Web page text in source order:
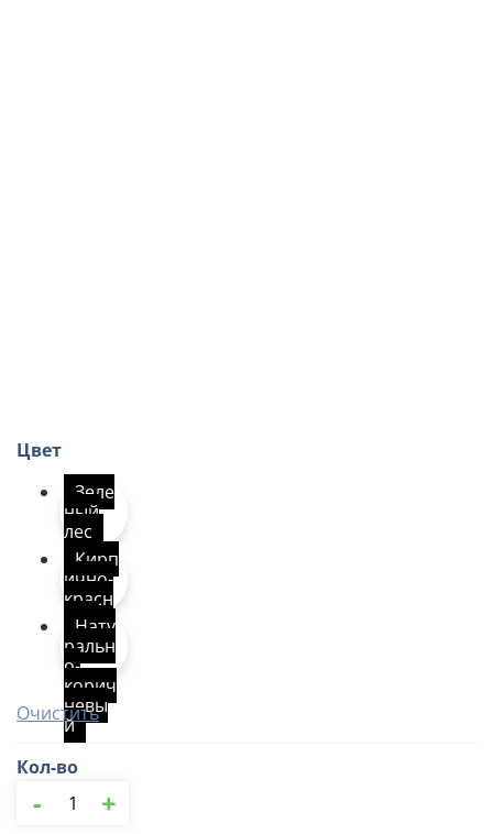
Цвет
Зеле
ный
лес
Кирп
ично-
красн
ый
Нату
ральн
о-
корич
невы
й
Очистить
Кол-во
товара
- +